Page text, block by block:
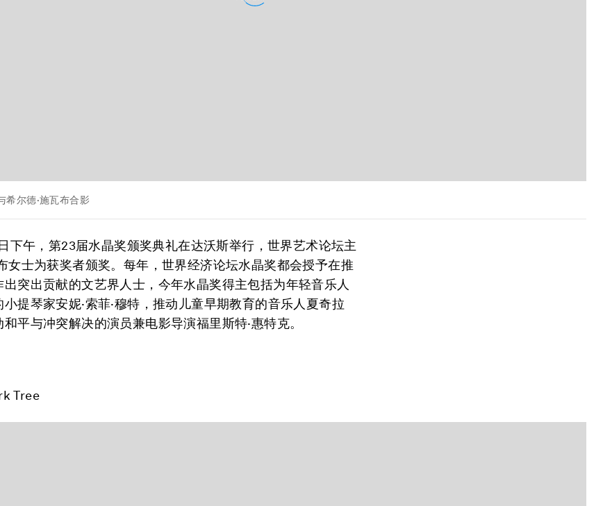
希尔德·施瓦布合影
下午，第23届水晶奖颁奖典礼在达沃斯举行，世界艺术论坛主
女士为获奖者颁奖。每年，世界经济论坛水晶奖都会授予在推
突出贡献的文艺界人士，今年水晶奖得主包括为年轻音乐人
小提琴家安妮·索菲·穆特 ，推动儿童早期教育的音乐人 夏奇拉
和平与冲突解决的演员兼电影导演福里斯特·惠特克。
Tree